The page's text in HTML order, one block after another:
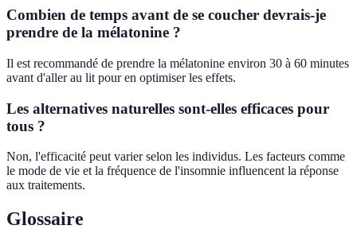
Combien de temps avant de se coucher devrais-je
prendre de la mélatonine ?
Il est recommandé de prendre la mélatonine environ 30 à 60 minutes
avant d'aller au lit pour en optimiser les effets.
Les alternatives naturelles sont-elles efficaces pour
tous ?
Non, l'efficacité peut varier selon les individus. Les facteurs comme
le mode de vie et la fréquence de l'insomnie influencent la réponse
aux traitements.
Glossaire